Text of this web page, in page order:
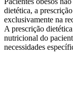
dietética, a prescrição
exclusivamente na
A prescrição
nutricional do
necessidades